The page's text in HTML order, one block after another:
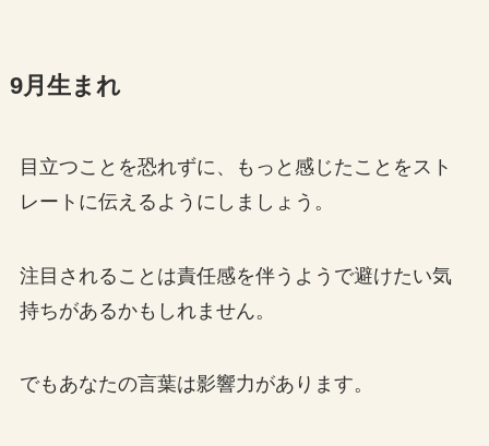
9月生まれ
目立つことを恐れずに、もっと感じたことをスト
レートに伝えるようにしましょう。
注目されることは責任感を伴うようで避けたい気
持ちがあるかもしれません。
でもあなたの言葉は影響力があります。